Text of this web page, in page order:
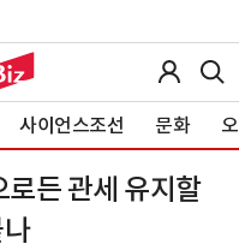
사이언스조선 문화
든 관세 유지할